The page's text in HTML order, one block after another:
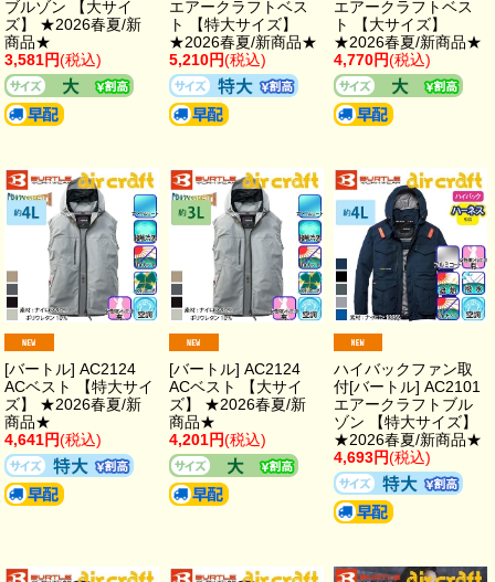
ブルゾン 【大サイ
ズ】 ★2026春夏/新
商品★
3,581円(税込)
エアークラフトベス
ト 【特大サイズ】
★2026春夏/新商品★
5,210円(税込)
エアークラフトベス
ト 【大サイズ】
★2026春夏/新商品★
4,770円(税込)
[バートル] AC2124
ACベスト 【特大サイ
ズ】 ★2026春夏/新
商品★
4,641円(税込)
[バートル] AC2124
ACベスト 【大サイ
ズ】 ★2026春夏/新
商品★
4,201円(税込)
ハイバックファン取
付[バートル] AC2101
エアークラフトブル
ゾン 【特大サイズ】
★2026春夏/新商品★
4,693円(税込)